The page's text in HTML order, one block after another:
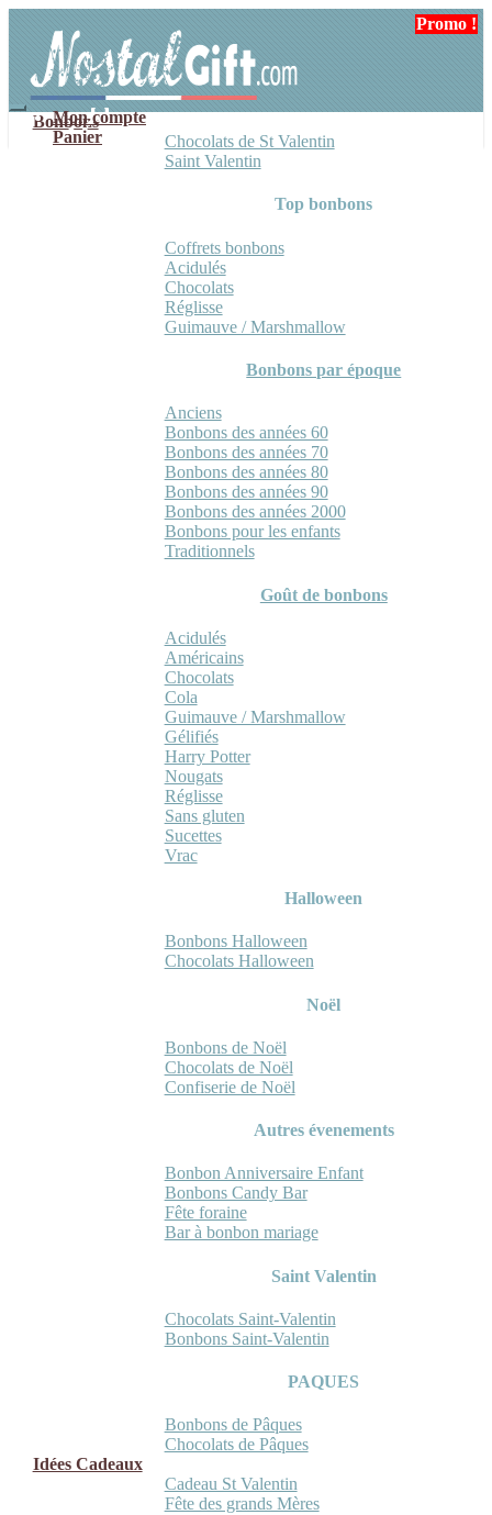
navigation
contenu
Mon compte
Panier
Bonbons
Chocolats de St Valentin
Saint Valentin
Top bonbons
Coffrets bonbons
Acidulés
Chocolats
Réglisse
Guimauve / Marshmallow
Bonbons par époque
Anciens
Bonbons des années 60
Bonbons des années 70
Bonbons des années 80
Bonbons des années 90
Bonbons des années 2000
Bonbons pour les enfants
Traditionnels
Goût de bonbons
Acidulés
Américains
Chocolats
Cola
Guimauve / Marshmallow
Gélifiés
Harry Potter
Nougats
Réglisse
Sans gluten
Sucettes
Vrac
Halloween
Bonbons Halloween
Chocolats Halloween
Noël
Bonbons de Noël
Chocolats de Noël
Confiserie de Noël
Autres évenements
Bonbon Anniversaire Enfant
Bonbons Candy Bar
Fête foraine
Bar à bonbon mariage
Saint Valentin
Chocolats Saint-Valentin
Bonbons Saint-Valentin
PAQUES
Bonbons de Pâques
Chocolats de Pâques
Idées Cadeaux
Cadeau St Valentin
Fête des grands Mères
Promo !
Promo !
Promo !